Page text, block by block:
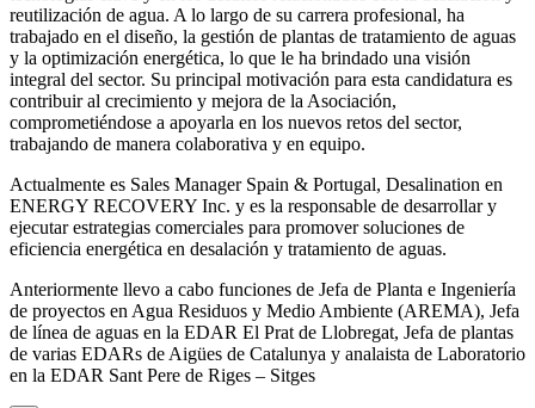
reutilización de agua. A lo largo de su carrera profesional, ha
trabajado en el diseño, la gestión de plantas de tratamiento de aguas
y la optimización energética, lo que le ha brindado una visión
integral del sector. Su principal motivación para esta candidatura es
contribuir al crecimiento y mejora de la Asociación,
comprometiéndose a apoyarla en los nuevos retos del sector,
trabajando de manera colaborativa y en equipo.
Actualmente es Sales Manager Spain & Portugal, Desalination en
ENERGY RECOVERY Inc. y es la responsable de desarrollar y
ejecutar estrategias comerciales para promover soluciones de
eficiencia energética en desalación y tratamiento de aguas.
Anteriormente llevo a cabo funciones de Jefa de Planta e Ingeniería
de proyectos en Agua Residuos y Medio Ambiente (AREMA), Jefa
de línea de aguas en la EDAR El Prat de Llobregat, Jefa de plantas
de varias EDARs de Aigües de Catalunya y analaista de Laboratorio
en la EDAR Sant Pere de Riges – Sitges